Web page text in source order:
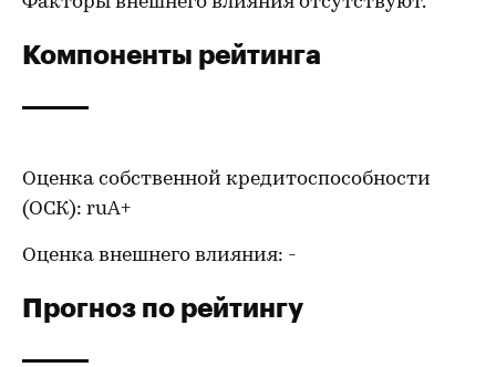
Компоненты рейтинга
Оценка собственной кредитоспособности
(ОСК): ruA+
Оценка внешнего влияния: -
Прогноз по рейтингу